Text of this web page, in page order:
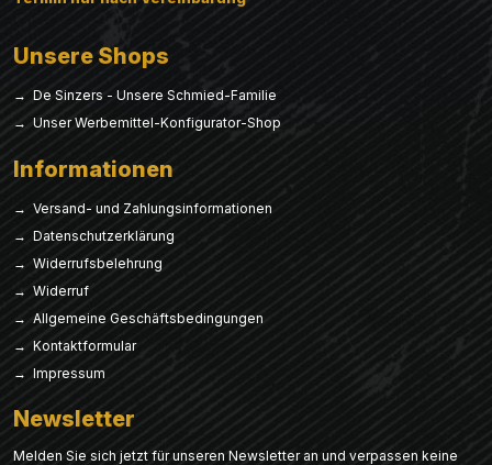
Unsere Shops
→ De Sinzers - Unsere Schmied-Familie
→ Unser Werbemittel-Konfigurator-Shop
Informationen
→ Versand- und Zahlungsinformationen
→ Datenschutzerklärung
→ Widerrufsbelehrung
→ Widerruf
→ Allgemeine Geschäftsbedingungen
→ Kontaktformular
→ Impressum
Newsletter
Melden Sie sich jetzt für unseren Newsletter an und verpassen keine